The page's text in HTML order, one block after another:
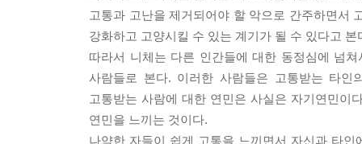
고통과 고난을 제거되어야 할 악으로 간주하면서
강화하고 고양시킬 수 있는 계기가 될 수 있다고 본
따라서 니체는 다른 인간들에 대한 동정심에 넘
사람들로 본다. 이러한 사람들은 고통받는 타
고통받는 사람에 대한 연민은 사실은 자기연민
연민을 느끼는 것이다.
나약한 자들이 쉽게 고통을 느끼면서 자신과 타